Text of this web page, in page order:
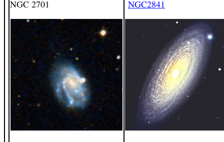
NGC 2701 NGC2841